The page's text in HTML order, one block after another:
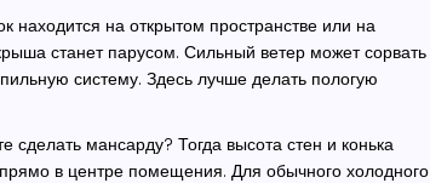
находится на открытом пространстве или на
станет парусом. Сильный ветер может сорвать
систему. Здесь лучше делать пологую
сделать мансарду? Тогда высота стен и конька
в центре помещения. Для обычного холодного